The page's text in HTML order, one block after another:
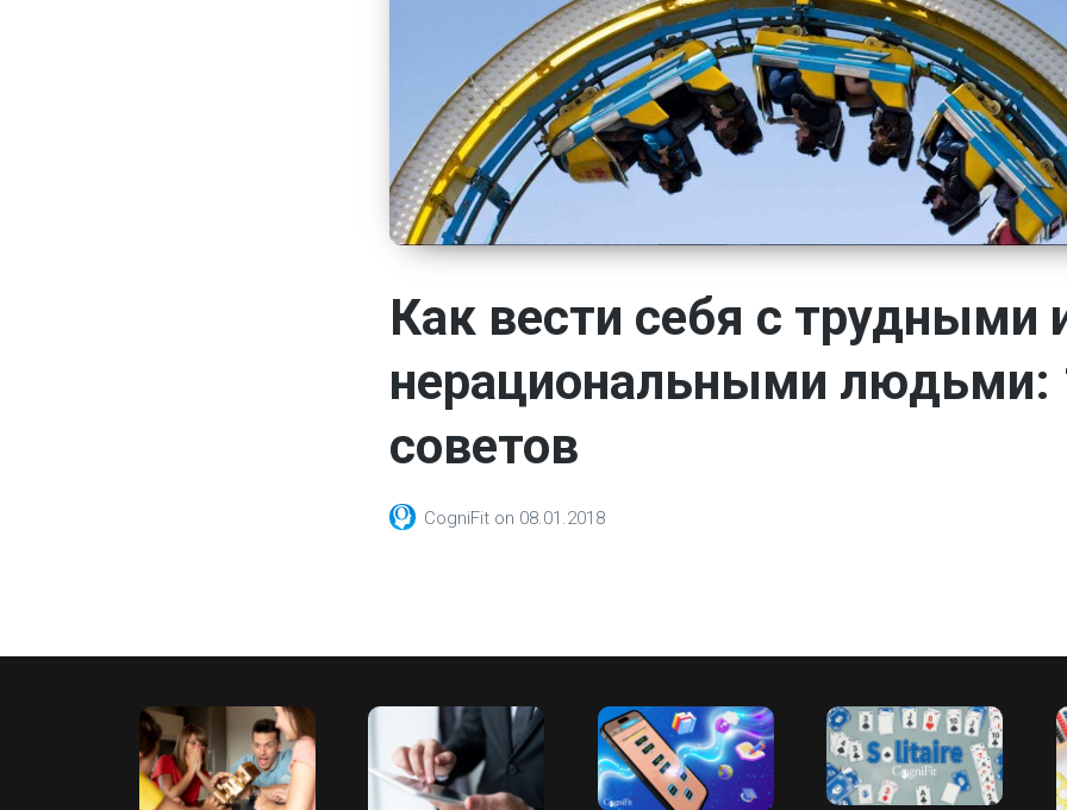
Как вести себя с трудными
нерациональными людьми:
советов
CogniFit on 08.01.2018